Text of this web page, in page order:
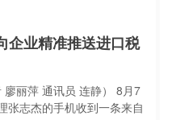
企业精准推送进口税
丽萍 通讯员 连静） 8月7
张志杰的手机收到一条来自